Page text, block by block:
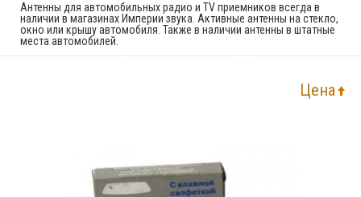
Антенны для автомобильных радио и TV приемников всегда в
наличии в магазинах Империи звука. Активные антенны на стекло,
окно или крышу автомобиля. Также в наличии антенны в штатные
места автомобилей.
Цена